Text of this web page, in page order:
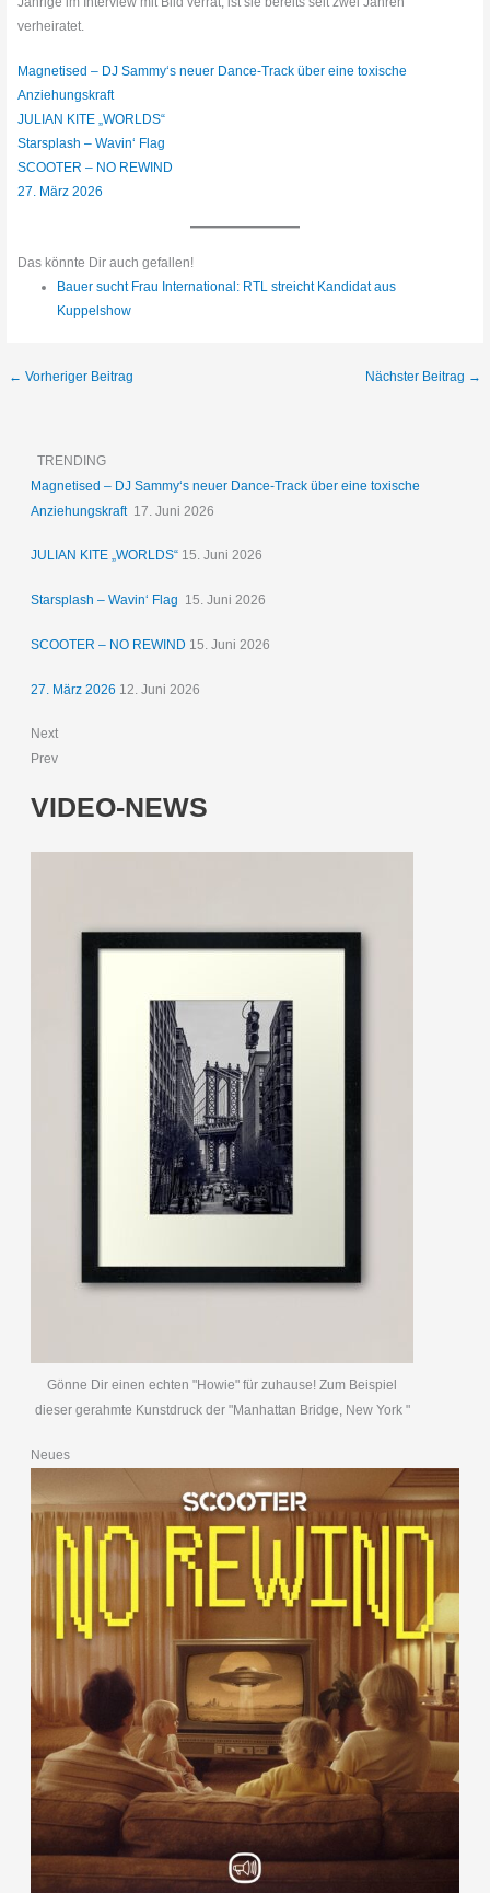
verheiratet.
Magnetised – DJ Sammy‘s neuer Dance-Track über eine toxische
Anziehungskraft
JULIAN KITE „WORLDS“
Starsplash – Wavin‘ Flag
SCOOTER – NO REWIND
27. März 2026
Das könnte Dir auch gefallen!
Bauer sucht Frau International: RTL streicht Kandidat aus
Kuppelshow
← Vorheriger Beitrag Nächster Beitrag →
TRENDING
Magnetised – DJ Sammy‘s neuer Dance-Track über eine toxische
Anziehungskraft 17. Juni 2026
JULIAN KITE „WORLDS“ 15. Juni 2026
Starsplash – Wavin‘ Flag 15. Juni 2026
SCOOTER – NO REWIND 15. Juni 2026
27. März 2026 12. Juni 2026
Next
Prev
VIDEO-NEWS
Gönne Dir einen echten "Howie" für zuhause! Zum Beispiel
dieser gerahmte Kunstdruck der "Manhattan Bridge, New York "
Neues